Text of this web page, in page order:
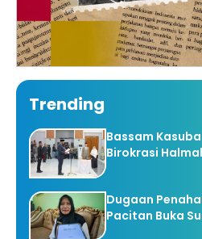
Trending
Bassam
Birokrasi
Dugaan
Pacitan Buka